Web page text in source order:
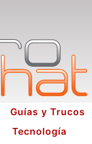
Guías y Trucos
Tecnología